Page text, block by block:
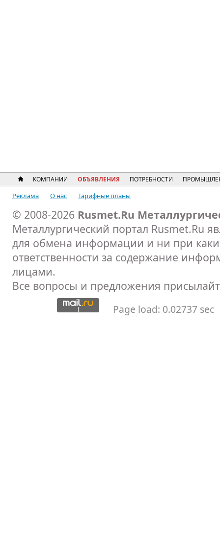
КОМПАНИИ ОБЪЯВЛЕНИЯ ПОТРЕБНОСТИ
Реклама О нас Тарифные планы
© 2008-2026 Rusmet.Ru
Металлургический портал Rusmet.Ru
для обмена информации и ни при
ответственности за содержание
лицами.
Все вопросы и предложения
Page load: 0.02737 sec